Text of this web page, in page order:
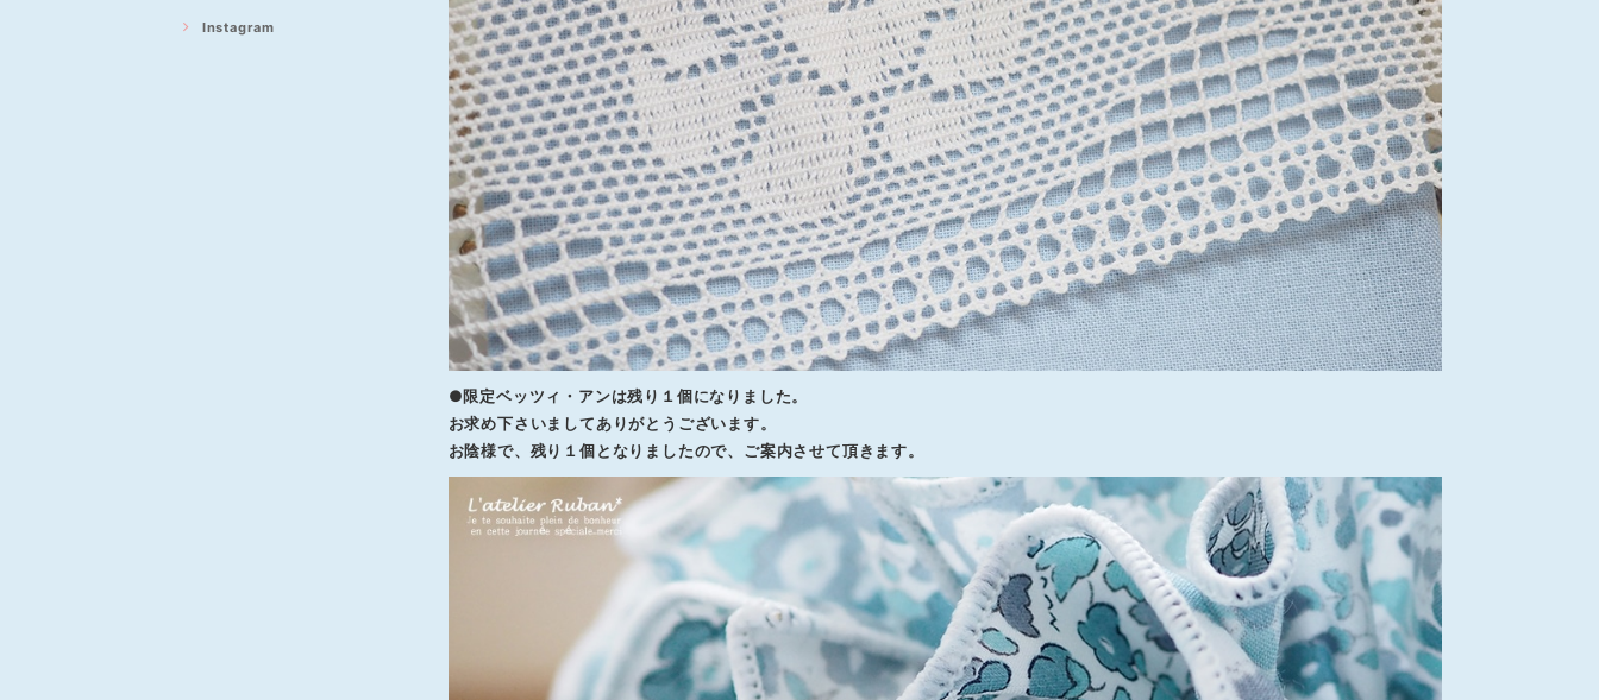
Instagram
●限定ベッツィ・アンは残り１個になりました。
お求め下さいましてありがとうございます。
お陰様で、残り１個となりましたので、ご案内させて頂きます。